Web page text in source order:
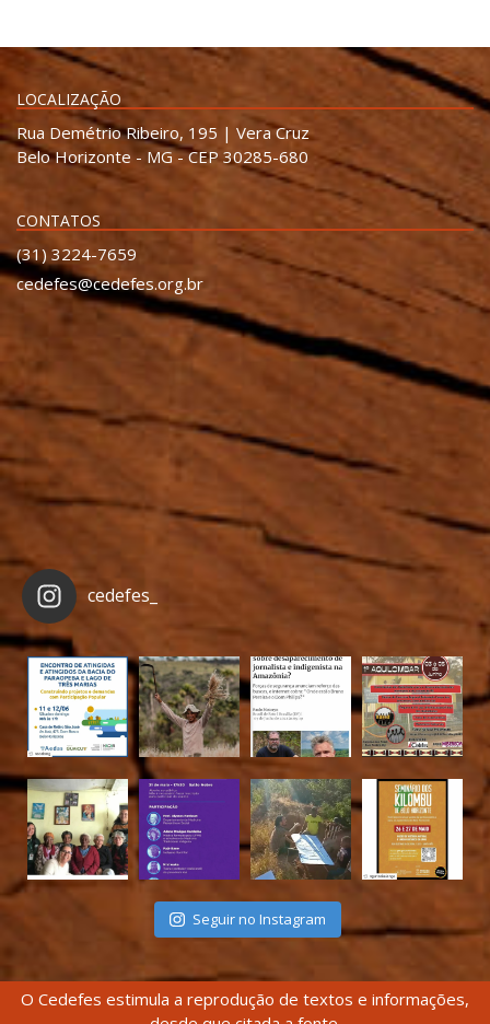
LOCALIZAÇÃO
Rua Demétrio Ribeiro, 195 | Vera Cruz
Belo Horizonte - MG - CEP 30285-680
CONTATOS
(31) 3224-7659
cedefes@cedefes.org.br
cedefes_
Seguir no Instagram
O Cedefes estimula a reprodução de textos e informações,